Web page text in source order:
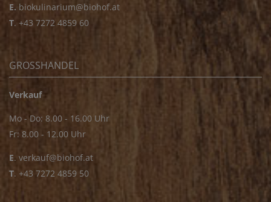
E. biokulinarium@biohof.at
T. +43 7272 4859 60
GROSSHANDEL
Verkauf
Mo - Do: 8.00 - 16.00 Uhr
Fr: 8.00 - 12.00 Uhr
E. verkauf@biohof.at
T. +43 7272 4859 50